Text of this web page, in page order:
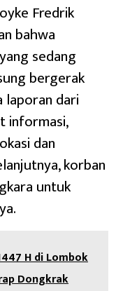
Fredrik
bahwa
sedang
bergerak
laporan dari
informasi,
dan
korban
untuk
H di Lombok
Dongkrak